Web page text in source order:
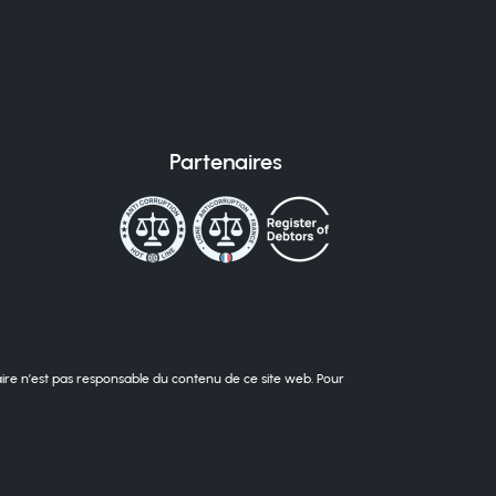
Partenaires
n’est pas responsable du contenu de ce site web. Pour